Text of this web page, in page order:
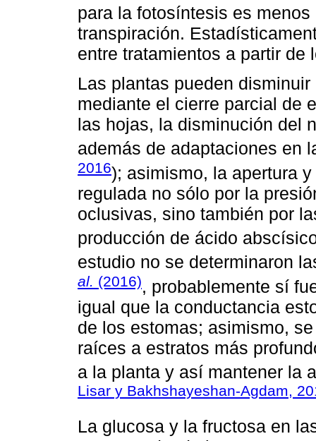
para la fotosíntesis es
transpiración.
entre tratamientos a partir de
Las plantas pueden
mediante el cierre parcial de
las hojas, la disminución del
además de adaptaciones en
2016); asimismo, la apertura
regulada no sólo por la
oclusivas, sino también por
producción de ácido
estudio no se determinaron
al. (2016), probablemente sí
igual que la conductancia
de los estomas; asimismo,
raíces a estratos más
a la planta y así mantener la
Lisar y Bakhshayeshan-Agdam,
La glucosa y la fructosa en